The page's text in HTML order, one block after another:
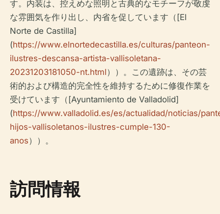
す。内装は、控えめな照明と古典的なモチーフが敬虔
な雰囲気を作り出し、内省を促しています（[El
Norte de Castilla]
(https://www.elnortedecastilla.es/culturas/panteon-
ilustres-descansa-artista-vallisoletana-
20231203181050-nt.html））。この遺跡は、その芸
術的および構造的完全性を維持するために修復作業を
受けています（[Ayuntamiento de Valladolid]
(https://www.valladolid.es/es/actualidad/noticias/
hijos-vallisoletanos-ilustres-cumple-130-
anos））。
訪問情報